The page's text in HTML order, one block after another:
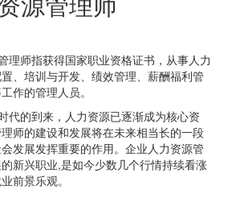
理师指获得国家职业资格证书，从事人力
、培训与开发、绩效管理、薪酬福利管
作的管理人员。
代的到来，人力资源已逐渐成为核心资
师的建设和发展将在未来相当长的一段
发展发挥重要的作用。企业人力资源管
新兴职业,是如今少数几个行情持续看涨
前景乐观。